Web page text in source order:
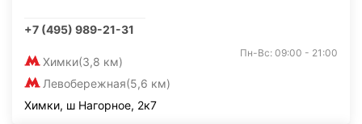
+7 (495) 989-21-31
Химки(3,8 км)
Левобережная(5,6 км)
Пн-Вс: 09:00 - 21:00
Химки, ш Нагорное, 2к7